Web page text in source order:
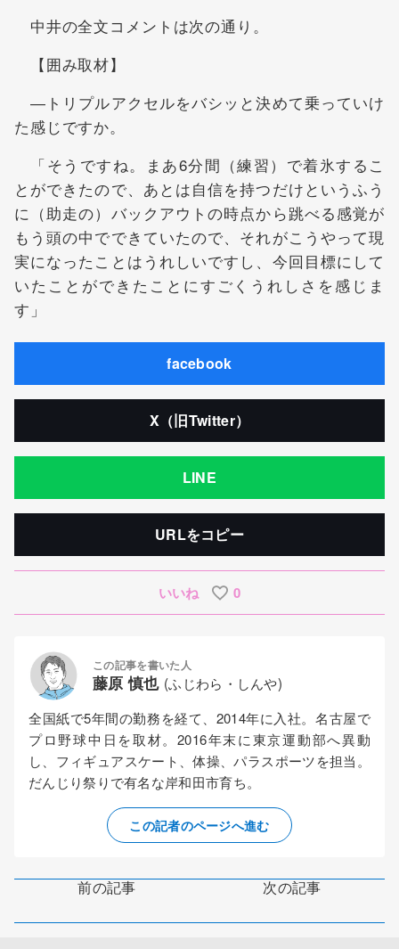
中井の全文コメントは次の通り。
【囲み取材】
―トリプルアクセルをバシッと決めて乗っていけ
た感じですか。
「そうですね。まあ6分間（練習）で着氷するこ
とができたので、あとは自信を持つだけというふう
に（助走の）バックアウトの時点から跳べる感覚が
もう頭の中でできていたので、それがこうやって現
実になったことはうれしいですし、今回目標にして
いたことができたことにすごくうれしさを感じま
す」
facebook
X（旧Twitter）
LINE
URLをコピー
いいね 0
この記事を書いた人
藤原 慎也 (ふじわら・しんや)
全国紙で5年間の勤務を経て、2014年に入社。名古屋で
プロ野球中日を取材。2016年末に東京運動部へ異動
し、フィギュアスケート、体操、パラスポーツを担当。
だんじり祭りで有名な岸和田市育ち。
この記者のページへ進む
前の記事 次の記事